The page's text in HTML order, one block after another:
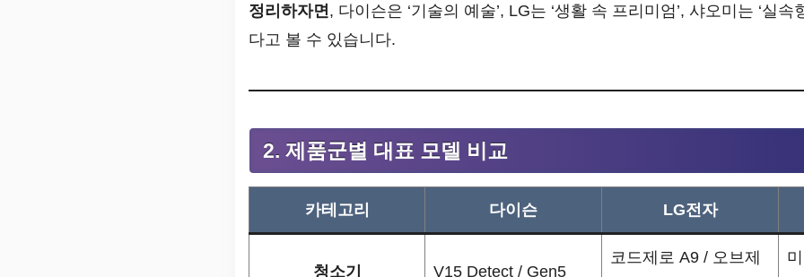
정리하자면 , 다이슨은 ‘기술의 예술’, LG는 ‘생활 속 프리미엄’, 샤오미는 ‘실속
다고 볼 수 있습니다.
2. 제품군별 대표 모델 비교
카테고리 다이슨 LG전자
청소기 V15 Detect / Gen5
코드제로 A9 / 오브제